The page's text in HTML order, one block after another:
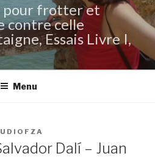
pour frotter et
contre celle
Essais Livre I,
Menu
Dalí – Juan